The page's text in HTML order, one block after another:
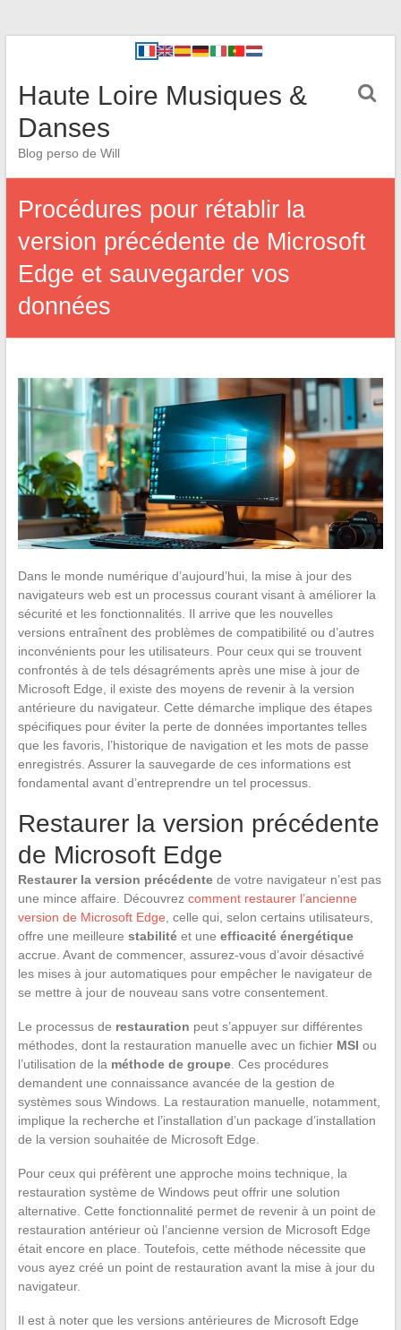
Haute Loire Musiques &
Danses
Blog perso de Will
Procédures pour rétablir la
version précédente de Microsoft
Edge et sauvegarder vos
données
Dans le monde numérique d’aujourd’hui, la mise à jour des
navigateurs web est un processus courant visant à améliorer la
sécurité et les fonctionnalités. Il arrive que les nouvelles
versions entraînent des problèmes de compatibilité ou d’autres
inconvénients pour les utilisateurs. Pour ceux qui se trouvent
confrontés à de tels désagréments après une mise à jour de
Microsoft Edge, il existe des moyens de revenir à la version
antérieure du navigateur. Cette démarche implique des étapes
spécifiques pour éviter la perte de données importantes telles
que les favoris, l’historique de navigation et les mots de passe
enregistrés. Assurer la sauvegarde de ces informations est
fondamental avant d’entreprendre un tel processus.
Restaurer la version précédente
de Microsoft Edge
Restaurer la version précédentede votre navigateur n’est pas
une mince affaire. Découvrez comment restaurer l’ancienne
version de Microsoft Edge , celle qui, selon certains utilisateurs,
offre une meilleure stabilitéet une efficacité énergétique
accrue. Avant de commencer, assurez-vous d’avoir désactivé
les mises à jour automatiques pour empêcher le navigateur de
se mettre à jour de nouveau sans votre consentement.
Le processus de restauration peut s’appuyer sur différentes
méthodes, dont la restauration manuelle avec un fichier MSI ou
l’utilisation de la méthode de groupe. Ces procédures
demandent une connaissance avancée de la gestion de
systèmes sous Windows. La restauration manuelle, notamment,
implique la recherche et l’installation d’un package d’installation
de la version souhaitée de Microsoft Edge.
Pour ceux qui préfèrent une approche moins technique, la
restauration système de Windows peut offrir une solution
alternative. Cette fonctionnalité permet de revenir à un point de
restauration antérieur où l’ancienne version de Microsoft Edge
était encore en place. Toutefois, cette méthode nécessite que
vous ayez créé un point de restauration avant la mise à jour du
navigateur.
Il est à noter que les versions antérieures de Microsoft Edge